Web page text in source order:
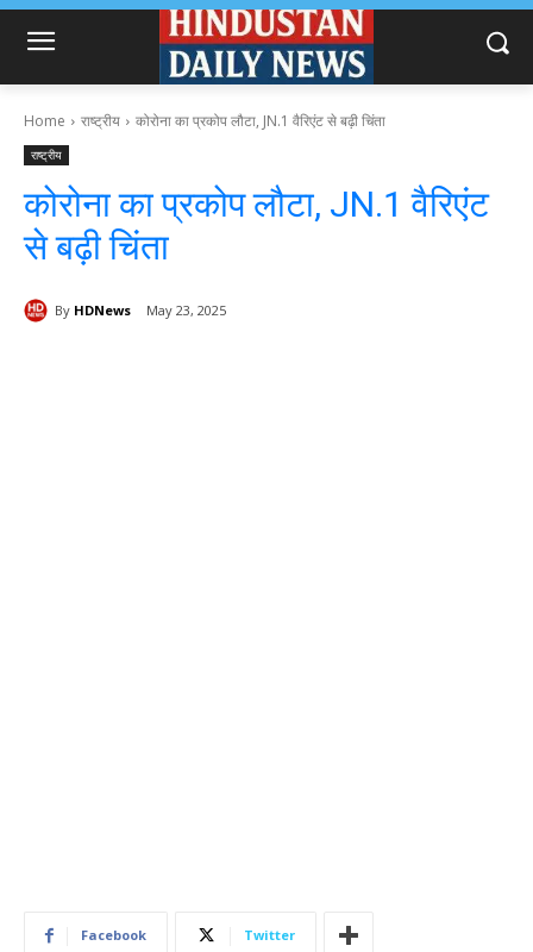
Home राष्ट्रीय कोरोना का प्रकोप लौटा, JN.1 वैरिएंट से बढ़ी चिंता
राष्ट्रीय
कोरोना का प्रकोप लौटा, JN.1 वैरिएंट
से बढ़ी चिंता
By HDNews May 23, 2025
Facebook Twitter